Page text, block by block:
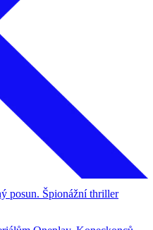
posun. Špionážní thriller